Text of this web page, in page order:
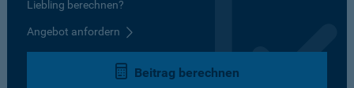
Liebling berechnen?
Angebot anfordern
Beitrag berechnen